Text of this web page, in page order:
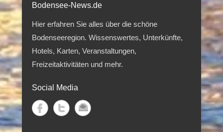
Bodensee-News.de
Hier erfahren Sie alles über die schöne
Bodenseeregion. Wissenswertes, Unterkünfte,
Hotels, Karten, Veranstaltungen,
Freizeitaktivitäten und mehr.
Social Media